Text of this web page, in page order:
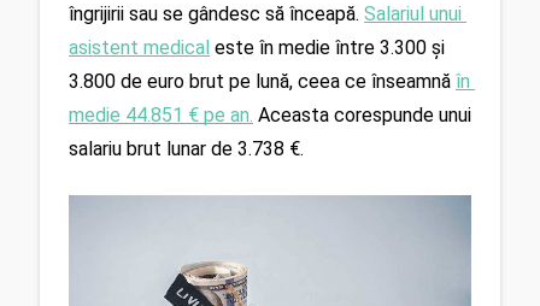
îngrijirii sau se gândesc să înceapă. Salariul unui
asistent medical este în medie între 3.300 și
3.800 de euro brut pe lună, ceea ce înseamnă în
medie 44.851 € pe an. Aceasta corespunde unui
salariu brut lunar de 3.738 €.